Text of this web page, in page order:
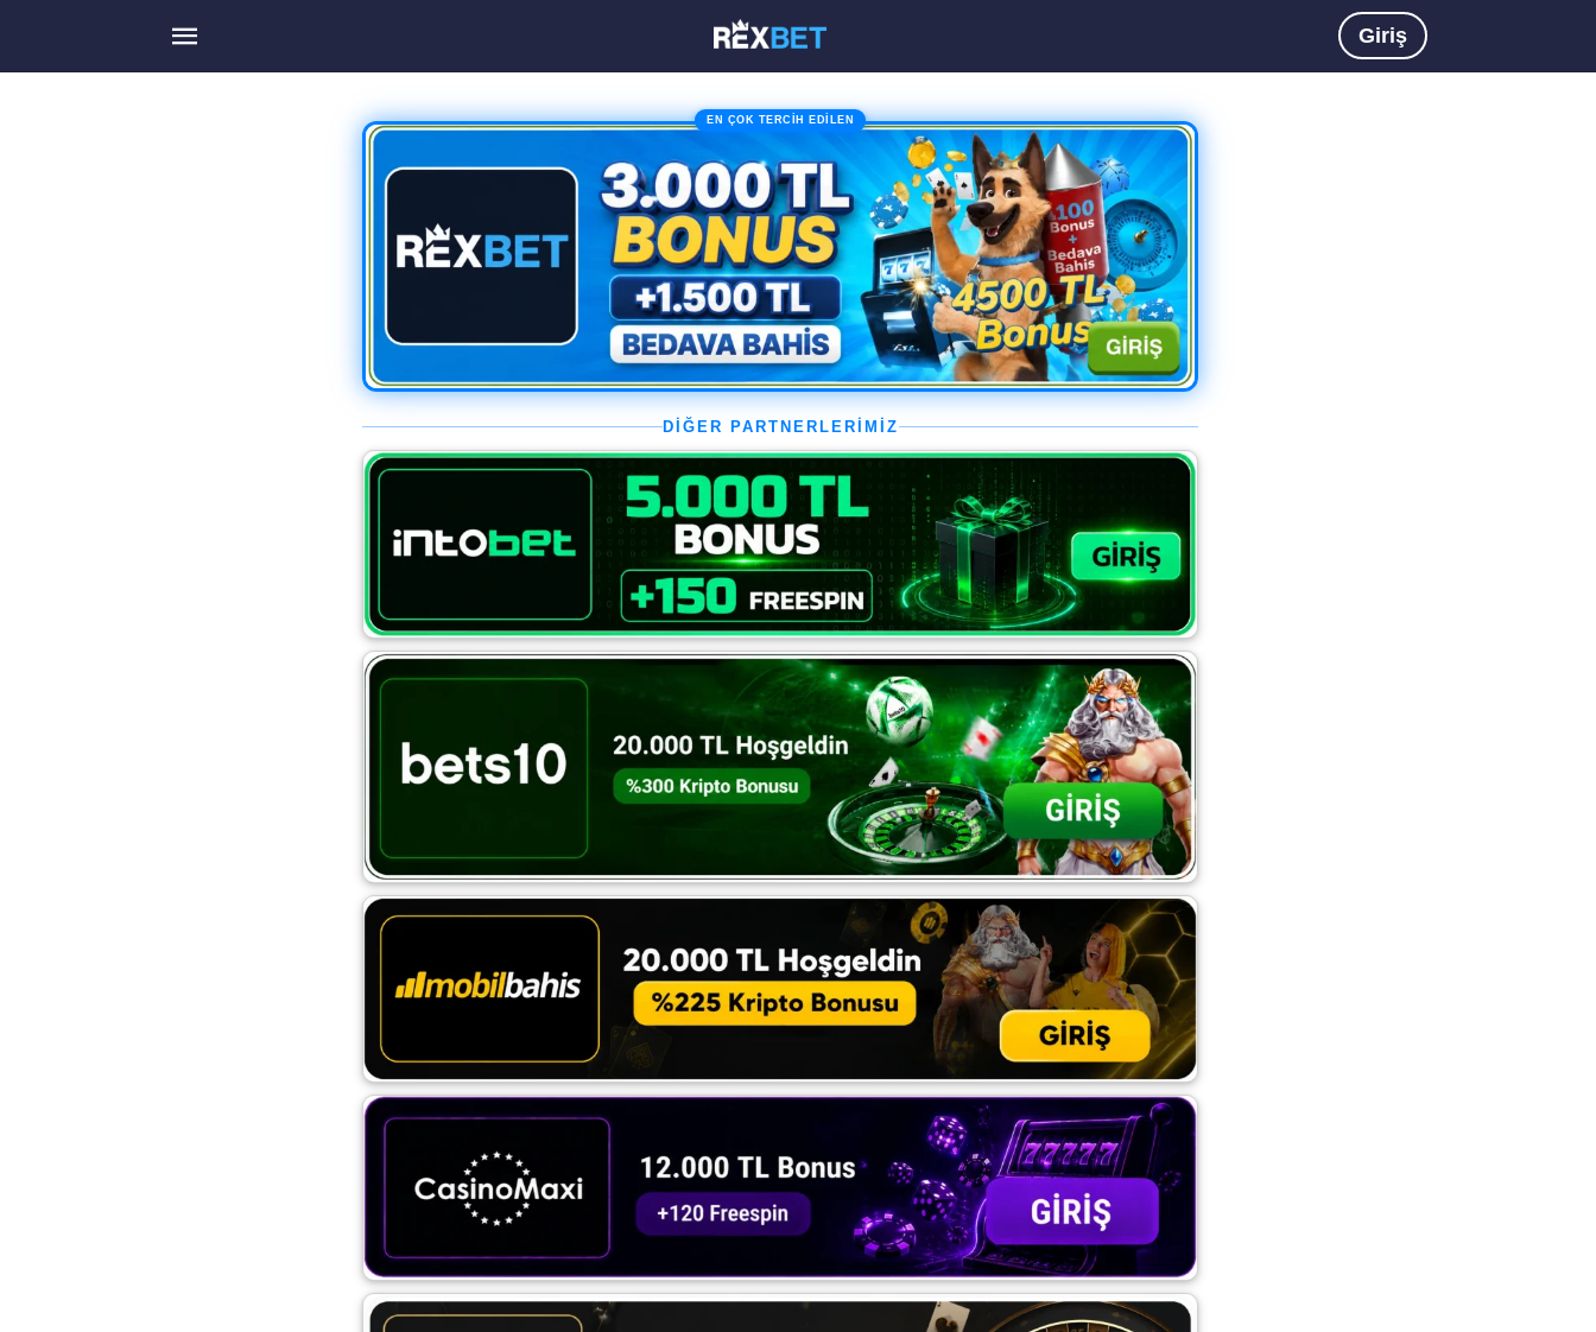
Giriş
EN ÇOK TERCİH EDİLEN
DİĞER PARTNERLERİMİZ